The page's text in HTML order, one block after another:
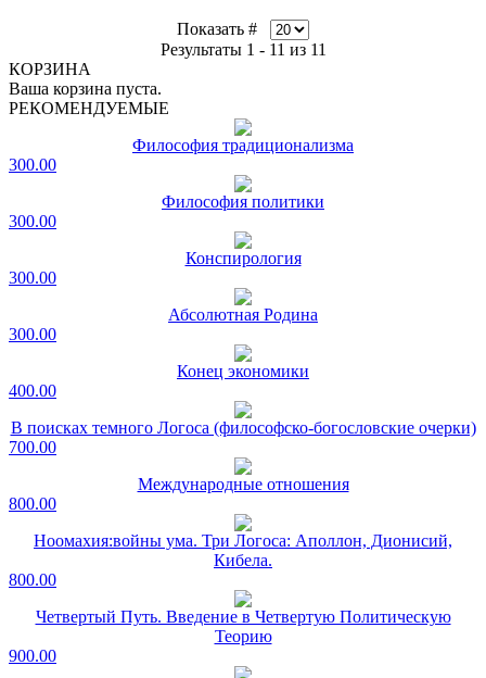
Показать #
Результаты 1 - 11 из 11
КОРЗИНА
Ваша корзина пуста.
РЕКОМЕНДУЕМЫЕ
Философия традиционализма
300.00
Философия политики
300.00
Конспирология
300.00
Абсолютная Родина
300.00
Конец экономики
400.00
В поисках темного Логоса (философско-богословские очерки)
700.00
Международные отношения
800.00
Ноомахия:войны ума. Три Логоса: Аполлон, Дионисий,
Кибела.
800.00
Четвертый Путь. Введение в Четвертую Политическую
Теорию
900.00